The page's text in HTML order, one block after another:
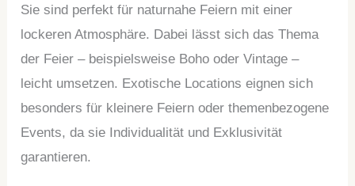
Sie sind perfekt für naturnahe Feiern mit einer
lockeren Atmosphäre. Dabei lässt sich das Thema
der Feier – beispielsweise Boho oder Vintage –
leicht umsetzen. Exotische Locations eignen sich
besonders für kleinere Feiern oder themenbezogene
Events, da sie Individualität und Exklusivität
garantieren.